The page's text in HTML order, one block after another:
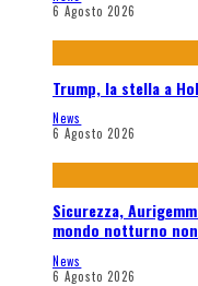
6 Agosto 2026
Trump, la stella a
News
6 Agosto 2026
Sicurezza,
mondo notturno
News
6 Agosto 2026